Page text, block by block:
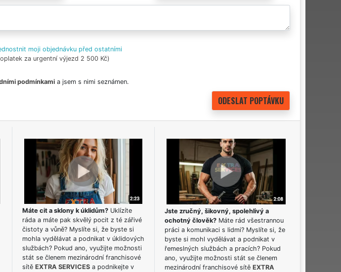
moji objednávku před ostatními
za urgentní výjezd 2 500 Kč)
podmínkamia jsem s nimi seznámen.
Máte cit a sklony k úklidům?Uklízíte
ráda a máte pak skvělý pocit z té zářivé
čistoty a vůně? Myslíte si, že byste si
mohla vydělávat a podnikat v úklidových
službách? Pokud ano, využijte možnosti
stát se členem mezinárodní franchisové
sítě EXTRA SERVICESa podnikejte v
Jste zručný, šikovný, spolehlivý a
ochotný člověk? Máte rád všestrannou
práci a komunikaci s lidmi? Myslíte si, že
byste si mohl vydělávat a podnikat v
řemeslných službách a pracích? Pokud
ano, využijte možnosti stát se členem
mezinárodní franchisové sítěEXTRA